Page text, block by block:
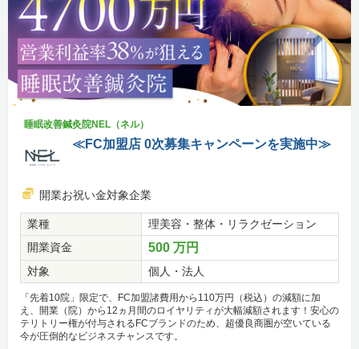
睡眠改善鍼灸院NEL（ネル）
≪FC加盟店 0次募集キャンペーンを実施中≫
開業お祝い金対象企業
業種
理美容・整体・リラクゼーション
開業資金
500 万円
対象 個人・法人
「先着10院」限定で、FC加盟諸費用から110万円（税込）の減額に加
え、開業（院）から12ヵ月間のロイヤリティが大幅減額されます！安心の
テリトリー権が付与されるFCブランドのため、超優良商圏が空いている
今が圧倒的なビジネスチャンスです。